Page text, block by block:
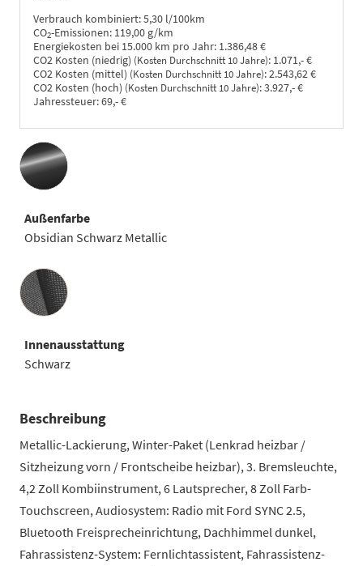
Verbrauch kombiniert:5,30 l/100km
CO2-Emissionen: 119,00 g/km
Energiekosten bei 15.000 km pro Jahr: 1.386,48 €
CO2 Kosten (niedrig) (Kosten Durchschnitt 10 Jahre): 1.071,- €
CO2 Kosten (mittel) (Kosten Durchschnitt 10 Jahre):2.543,62 €
CO2 Kosten (hoch) (Kosten Durchschnitt 10 Jahre):3.927,- €
Jahressteuer:69,- €
Außenfarbe
Obsidian Schwarz Metallic
Innenausstattung
Innenausstattung
Schwarz
Beschreibung
Metallic-Lackierung, Winter-Paket (Lenkrad heizbar /
Sitzheizung vorn / Frontscheibe heizbar), 3. Bremsleuchte,
4,2 Zoll Kombiinstrument, 6 Lautsprecher, 8 Zoll Farb-
Touchscreen, Audiosystem: Radio mit Ford SYNC 2.5,
Bluetooth Freisprecheinrichtung, Dachhimmel dunkel,
Fahrassistenz-System: Fernlichtassistent, Fahrassistenz-